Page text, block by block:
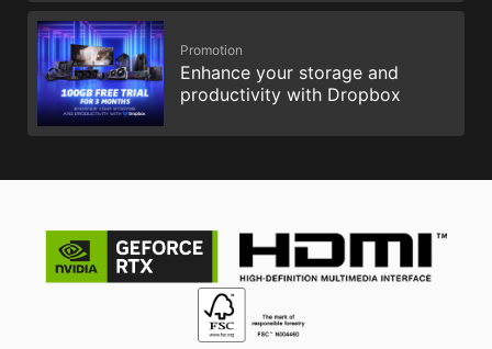
Promotion
Enhance your storage and
productivity with Dropbox